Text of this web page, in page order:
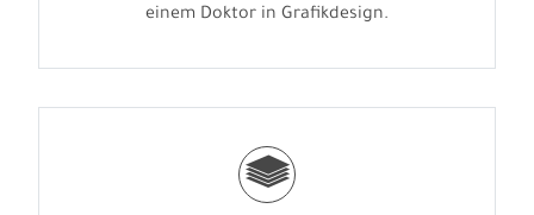
einem Doktor in Grafikdesign.
g